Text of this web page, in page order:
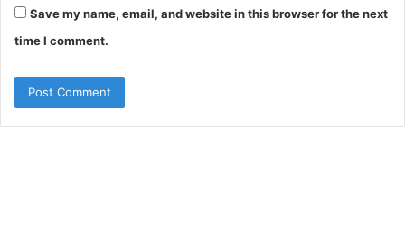
Save my name, email, and website in this browser for the next
time I comment.